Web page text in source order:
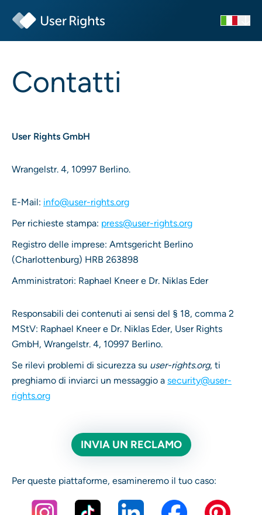
Contatti
User Rights GmbH
Wrangelstr. 4, 10997 Berlino.
E-Mail: info@user-rights.org
Per richieste stampa: press@user-rights.org
Registro delle imprese: Amtsgericht Berlino
(Charlottenburg) HRB 263898
Amministratori: Raphael Kneer e Dr. Niklas Eder
Responsabili dei contenuti ai sensi del § 18, comma 2
MStV: Raphael Kneer e Dr. Niklas Eder, User Rights
GmbH, Wrangelstr. 4, 10997 Berlino.
Se rilevi problemi di sicurezza su user-rights.org, ti
preghiamo di inviarci un messaggio a security@user-
rights.org
INVIA UN RECLAMO
Per queste piattaforme, esamineremo il tuo caso: